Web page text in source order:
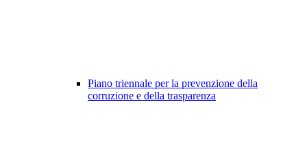
Piano triennale per la prevenzione della
corruzione e della trasparenza